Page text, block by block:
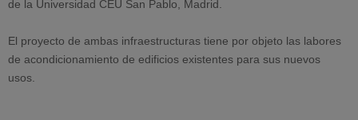
de la Universidad CEU San Pablo, Madrid.
El proyecto de ambas infraestructuras tiene por objeto las labores
de acondicionamiento de edificios existentes para sus nuevos
usos.